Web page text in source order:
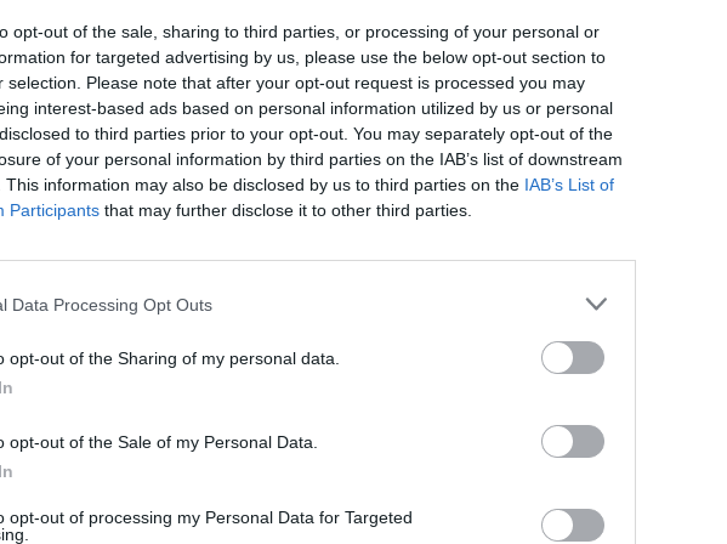
opt-out of the sale, sharing to third parties, or processing of your personal or
for targeted advertising by us, please use the below opt-out section to
selection. Please note that after your opt-out request is processed you may
interest-based ads based on personal information utilized by us or personal
to third parties prior to your opt-out. You may separately opt-out of the
of your personal information by third parties on the IAB’s list of downstream
This information may also be disclosed by us to third parties on the IAB’s List of
Participants that may further disclose it to other third parties.
Data Processing Opt Outs
opt-out of the Sharing of my personal data.
opt-out of the Sale of my Personal Data.
opt-out of processing my Personal Data for Targeted
24/05/2017 - 03:00
5 6 7 8 9 10 Επόμενο
στα
313
06/08/
ευρώ
ευρώ
06/08/